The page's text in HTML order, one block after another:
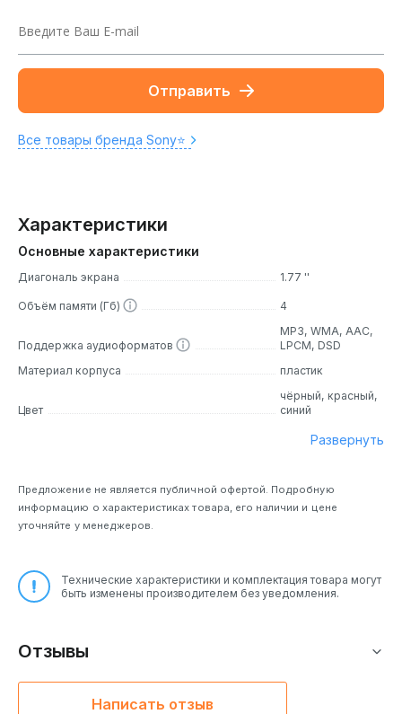
Отправить
Все товары бренда Sony⭐️
Характеристики
Основные характеристики
Диагональ экрана 1.77 ''
Объём памяти (Гб) 4
Поддержка аудиоформатов
MP3, WMA, AAC,
LPCM, DSD
Материал корпуса
пластик
Цвет
чёрный, красный,
синий
Развернуть
Предложение не является публичной офертой. Подробную
информацию о характеристиках товара, его наличии и цене
уточняйте у менеджеров.
Технические характеристики и комплектация товара могут
быть изменены производителем без уведомления.
Отзывы
Написать отзыв